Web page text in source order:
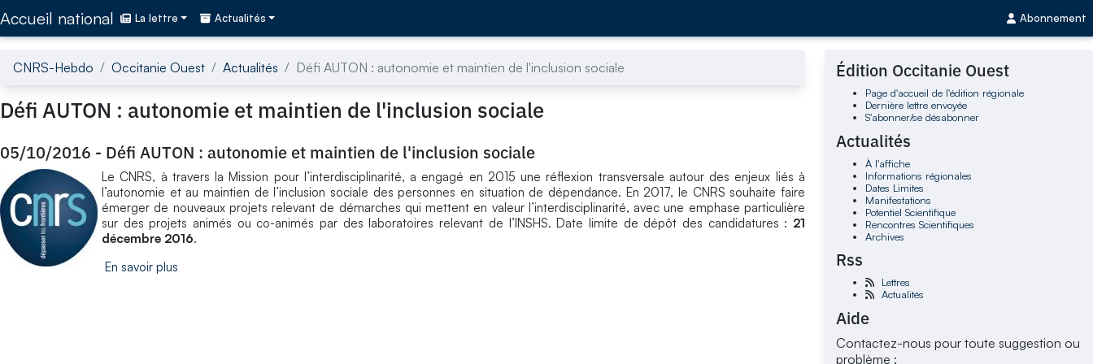
Accueil national La lettre Actualités Abonnement
CNRS-Hebdo Occitanie Ouest Actualités Défi AUTON : autonomie et maintien de l'inclusion sociale
Défi AUTON : autonomie et maintien de l'inclusion sociale
05/10/2016 - Défi AUTON : autonomie et maintien de l'inclusion sociale
Le CNRS, à travers la Mission pour l’interdisciplinarité, a engagé en 2015 une réflexion transversale autour des enjeux liés à
l’autonomie et au maintien de l’inclusion sociale des personnes en situation de dépendance. En 2017, le CNRS souhaite faire
émerger de nouveaux projets relevant de démarches qui mettent en valeur l’interdisciplinarité, avec une emphase particulière
sur des projets animés ou co-animés par des laboratoires relevant de l’INSHS. Date limite de dépôt des candidatures : 21
décembre 2016.
En savoir plus
Édition Occitanie Ouest
Page d'accueil de l'édition régionale
Dernière lettre envoyée
S'abonner/se désabonner
Actualités
À l'affiche
Informations régionales
Dates Limites
Manifestations
Potentiel Scientifique
Rencontres Scientifiques
Archives
Rss
Lettres
Actualités
Aide
Contactez-nous pour toute suggestion ou
problème :